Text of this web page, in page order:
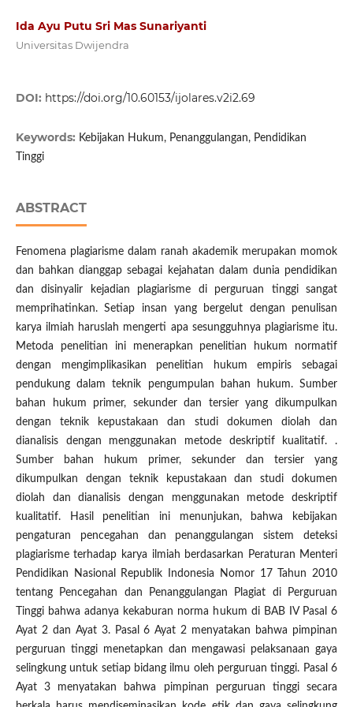
Ida Ayu Putu Sri Mas Sunariyanti
Universitas Dwijendra
DOI: https://doi.org/10.60153/ijolares.v2i2.69
Keywords: Kebijakan Hukum, Penanggulangan, Pendidikan
Tinggi
ABSTRACT
Fenomena plagiarisme dalam ranah akademik merupakan momok
dan bahkan dianggap sebagai kejahatan dalam dunia pendidikan
dan disinyalir kejadian plagiarisme di perguruan tinggi sangat
memprihatinkan. Setiap insan yang bergelut dengan penulisan
karya ilmiah haruslah mengerti apa sesungguhnya plagiarisme itu.
Metoda penelitian ini menerapkan penelitian hukum normatif
dengan mengimplikasikan penelitian hukum empiris sebagai
pendukung dalam teknik pengumpulan bahan hukum. Sumber
bahan hukum primer, sekunder dan tersier yang dikumpulkan
dengan teknik kepustakaan dan studi dokumen diolah dan
dianalisis dengan menggunakan metode deskriptif kualitatif. .
Sumber bahan hukum primer, sekunder dan tersier yang
dikumpulkan dengan teknik kepustakaan dan studi dokumen
diolah dan dianalisis dengan menggunakan metode deskriptif
kualitatif. Hasil penelitian ini menunjukan, bahwa kebijakan
pengaturan pencegahan dan penanggulangan sistem deteksi
plagiarisme terhadap karya ilmiah berdasarkan Peraturan Menteri
Pendidikan Nasional Republik Indonesia Nomor 17 Tahun 2010
tentang Pencegahan dan Penanggulangan Plagiat di Perguruan
Tinggi bahwa adanya kekaburan norma hukum di BAB IV Pasal 6
Ayat 2 dan Ayat 3. Pasal 6 Ayat 2 menyatakan bahwa pimpinan
perguruan tinggi menetapkan dan mengawasi pelaksanaan gaya
selingkung untuk setiap bidang ilmu oleh perguruan tinggi. Pasal 6
Ayat 3 menyatakan bahwa pimpinan perguruan tinggi secara